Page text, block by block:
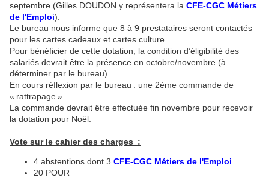
septembre (Gilles DOUDON y représentera la CFE-CGC Métiers
de l'Emploi).
Le bureau nous informe que 8 à 9 prestataires seront contactés
pour les cartes cadeaux et cartes culture.
Pour bénéficier de cette dotation, la condition d’éligibilité des
salariés devrait être la présence en octobre/novembre (à
déterminer par le bureau).
En cours réflexion par le bureau : une 2ème commande de
« rattrapage ».
La commande devrait être effectuée fin novembre pour recevoir
la dotation pour Noël.
Vote sur le cahier des charges :
4 abstentions dont 3 CFE-CGC Métiers de l'Emploi
20 POUR